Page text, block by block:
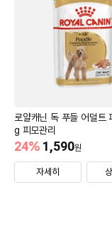
로얄캐닌 독 푸들 어덜트
g 피모관리
1,590원
24%
자세히